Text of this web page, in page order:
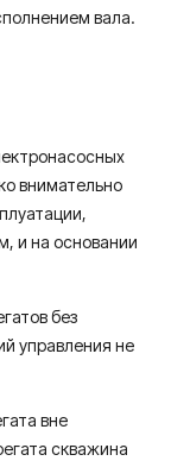
вала.
внимательно
и на основании
без
управления не
вне
скважина